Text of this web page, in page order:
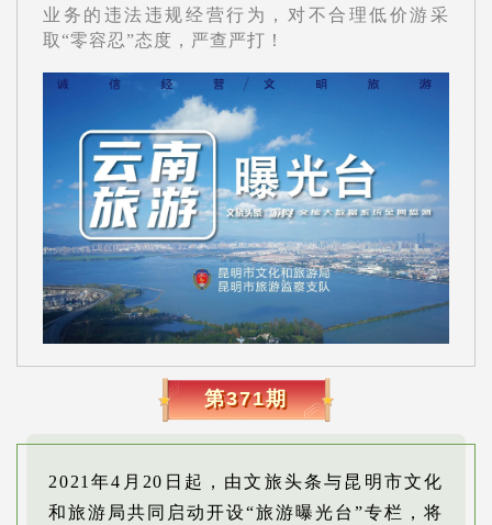
业务的违法违规经营行为，对不合理低价游采
取“零容忍”态度，严查严打！
第371期
2021年4月20日起，由文旅头条与昆明市文化
和旅游局共同启动开设“旅游曝光台”专栏，将